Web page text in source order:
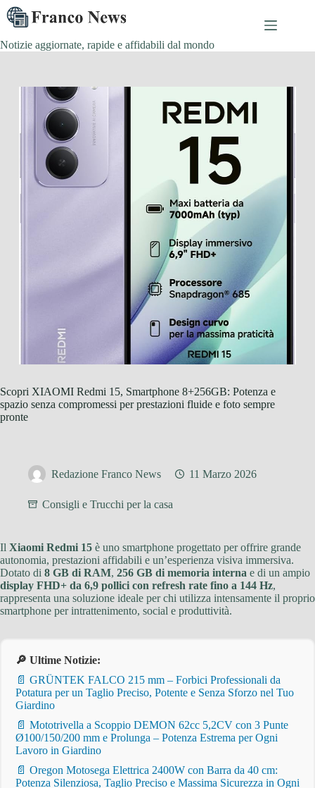
Salta
al
contenuto
Notizie aggiornate, rapide e affidabili dal mondo
Scopri XIAOMI Redmi 15, Smartphone 8+256GB: Potenza e
spazio senza compromessi per prestazioni fluide e foto sempre
pronte
Redazione Franco News 11 Marzo 2026
Consigli e Trucchi per la casa
Il Xiaomi Redmi 15 è uno smartphone progettato per offrire grande
autonomia, prestazioni affidabili e un’esperienza visiva immersiva.
Dotato di 8 GB di RAM, 256 GB di memoria interna e di un ampio
display FHD+ da 6,9 pollici con refresh rate fino a 144 Hz,
rappresenta una soluzione ideale per chi utilizza intensamente il proprio
smartphone per intrattenimento, social e produttività.
🔎 Ultime Notizie:
📄 GRÜNTEK FALCO 215 mm – Forbici Professionali da
Potatura per un Taglio Preciso, Potente e Senza Sforzo nel Tuo
Giardino
📄 Mototrivella a Scoppio DEMON 62cc 5,2CV con 3 Punte
Ø100/150/200 mm e Prolunga – Potenza Estrema per Ogni
Lavoro in Giardino
📄 Oregon Motosega Elettrica 2400W con Barra da 40 cm:
Potenza Silenziosa, Taglio Preciso e Massima Sicurezza in Ogni